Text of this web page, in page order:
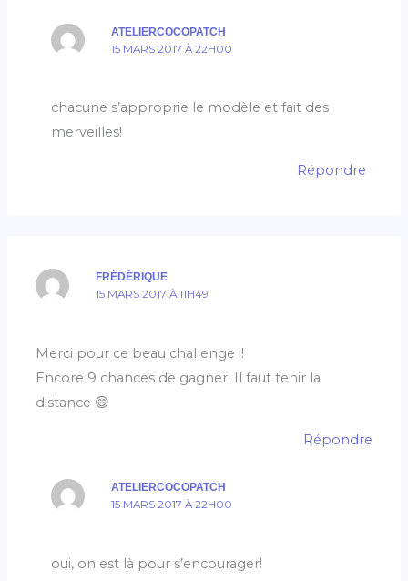
ATELIERCOCOPATCH
15 MARS 2017 À 22H00
chacune s’approprie le modèle et fait des
merveilles!
Répondre
FRÉDÉRIQUE
15 MARS 2017 À 11H49
Merci pour ce beau challenge !!
Encore 9 chances de gagner. Il faut tenir la
distance 😄
Répondre
ATELIERCOCOPATCH
15 MARS 2017 À 22H00
oui, on est là pour s’encourager!